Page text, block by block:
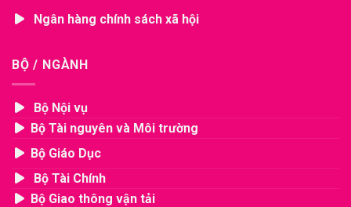
Ngân hàng chính sách xã hội
BỘ / NGÀNH
Bộ Nội vụ
Bộ Tài nguyên và Môi trường
Bộ Giáo Dục
Bộ Tài Chính
Bộ Giao thông vận tải